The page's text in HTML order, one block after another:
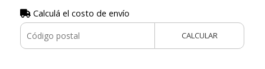
Calculá el costo de envío
CALCULAR